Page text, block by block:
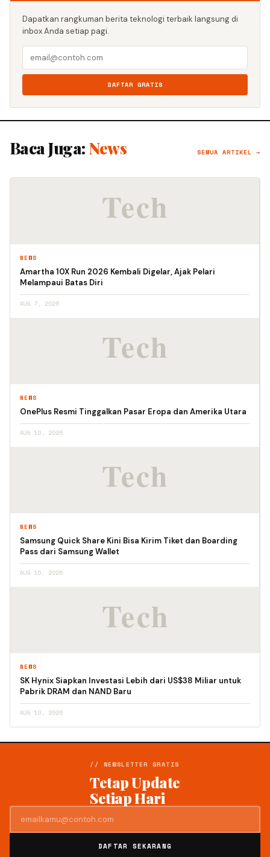
Dapatkan rangkuman berita teknologi terbaik langsung di
inbox Anda setiap pagi.
DAFTAR GRATIS
Baca Juga: News SEMUA ARTIKEL →
NEWS
Amartha 10X Run 2026 Kembali Digelar, Ajak Pelari
Melampaui Batas Diri
AUG 7, 2026
NEWS
OnePlus Resmi Tinggalkan Pasar Eropa dan Amerika Utara
AUG 10, 2026
NEWS
Samsung Quick Share Kini Bisa Kirim Tiket dan Boarding
Pass dari Samsung Wallet
AUG 10, 2026
NEWS
SK Hynix Siapkan Investasi Lebih dari US$38 Miliar untuk
Pabrik DRAM dan NAND Baru
AUG 10, 2026
// NEWSLETTER GRATIS
Tetap Update
Setiap Hari
DAFTAR SEKARANG